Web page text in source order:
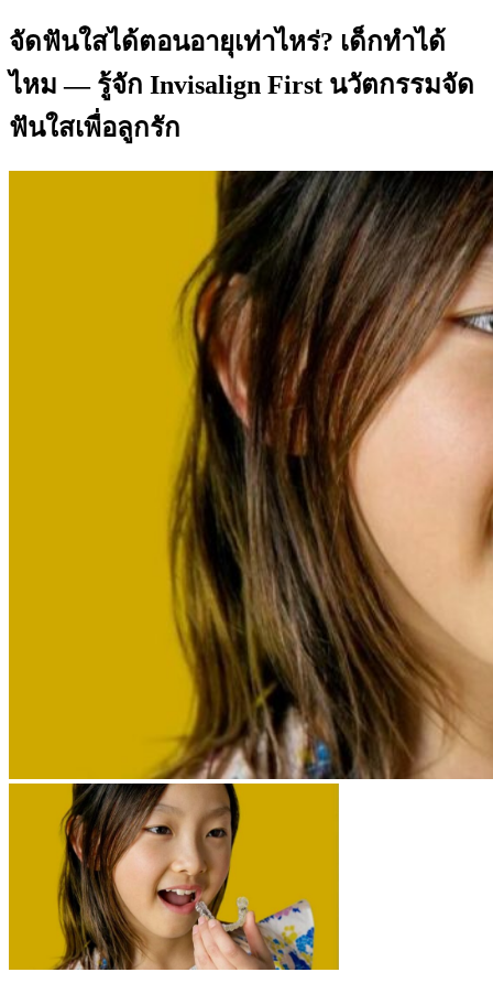
จัดฟันใสได้ตอนอายุเท่าไหร่? เด็กทำได้
ไหม — รู้จัก Invisalign First นวัตกรรมจัด
ฟันใสเพื่อลูกรัก